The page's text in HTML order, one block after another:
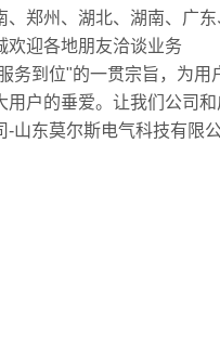
郑州、湖北、湖南、广
欢迎各地朋友洽谈业务
务到位"的一贯宗旨，为
户的垂爱。让我们公司
山东莫尔斯电气科技有限